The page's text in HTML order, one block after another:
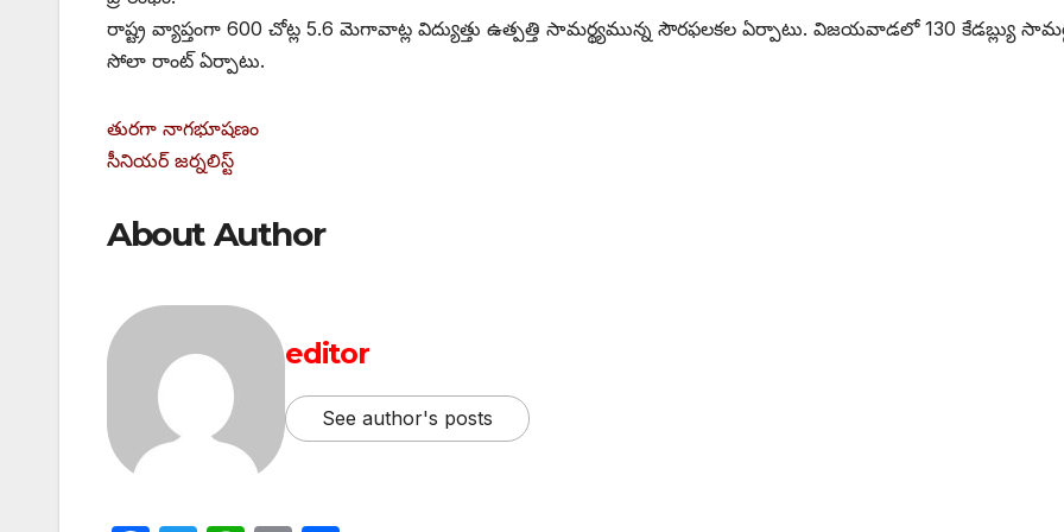
రాష్ట్ర వ్యాప్తంగా 600 చోట్ల 5.6 మెగావాట్ల విద్యుత్తు ఉత్పత్తి సామర్థ్యమున్న సౌరఫలకల ఏర్పాటు. విజయవాడలో 130 కేడబ్ల్యు
సోలా రాంట్‌ ఏర్పాటు.
తురగా నాగభూషణం
సీనియర్‌ ‌జర్నలిస్ట్
About Author
editor
See author's posts